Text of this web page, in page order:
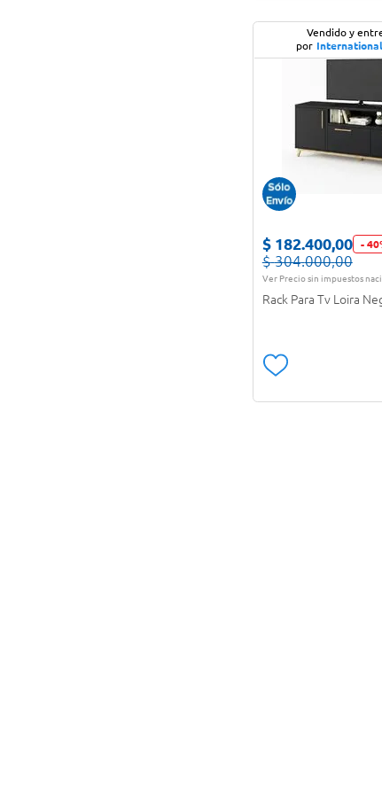
Vendido y
por
$ 182.400,00 - 40
$ 304.000,00
Ver Precio sin impuestos
Rack Para Tv Loira